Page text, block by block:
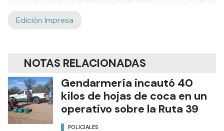
Edición Impresa
NOTAS RELACIONADAS
Gendarmería incautó 40
kilos de hojas de coca en un
operativo sobre la Ruta 39
POLICIALES